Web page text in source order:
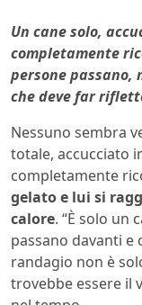
Un cane solo,
completamente
persone passano,
che deve far
Nessuno sembra
totale, accucciato
completamente
gelato e lui si
calore. “È solo un
passano davanti e
randagio non è
trovebbe essere il